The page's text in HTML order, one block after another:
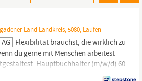
Land Landkreis, 5080, Laufen
Flexibilität brauchst, die wirklich zu
du gerne mit Menschen arbeitest
Hauptbuchhalter (m/w/d) 60
Vollzeit oder Teilzeit / Arbeiten von